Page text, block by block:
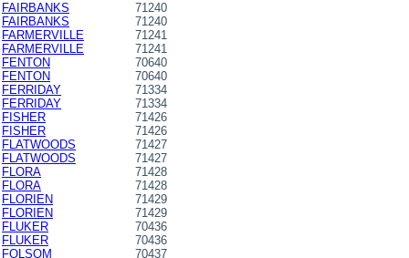
FAIRBANKS
71240
FAIRBANKS
71240
FARMERVILLE
71241
FARMERVILLE
71241
FENTON
70640
FENTON
70640
FERRIDAY
71334
FERRIDAY
71334
FISHER
71426
FISHER
71426
FLATWOODS
71427
FLATWOODS
71427
FLORA
71428
FLORA
71428
FLORIEN
71429
FLORIEN
71429
FLUKER
70436
FLUKER
70436
FOLSOM
70437